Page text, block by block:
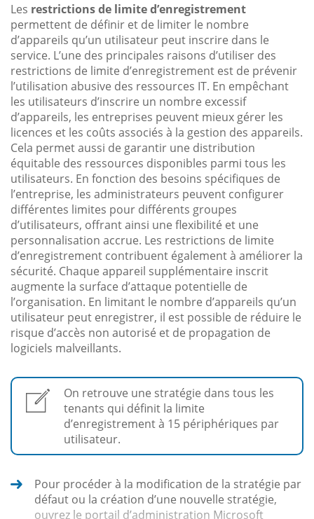
Les restrictions de limite d’enregistrement
permettent de définir et de limiter le nombre
d’appareils qu’un utilisateur peut inscrire dans le
service. L’une des principales raisons d’utiliser des
restrictions de limite d’enregistrement est de prévenir
l’utilisation abusive des ressources IT. En empêchant
les utilisateurs d’inscrire un nombre excessif
d’appareils, les entreprises peuvent mieux gérer les
licences et les coûts associés à la gestion des appareils.
Cela permet aussi de garantir une distribution
équitable des ressources disponibles parmi tous les
utilisateurs. En fonction des besoins spécifiques de
l’entreprise, les administrateurs peuvent configurer
différentes limites pour différents groupes
d’utilisateurs, offrant ainsi une flexibilité et une
personnalisation accrue. Les restrictions de limite
d’enregistrement contribuent également à améliorer la
sécurité. Chaque appareil supplémentaire inscrit
augmente la surface d’attaque potentielle de
l’organisation. En limitant le nombre d’appareils qu’un
utilisateur peut enregistrer, il est possible de réduire le
risque d’accès non autorisé et de propagation de
logiciels malveillants.
On retrouve une stratégie dans tous les
tenants qui définit la limite
d’enregistrement à 15 périphériques par
utilisateur.
Pour procéder à la modification de la stratégie par
défaut ou la création d’une nouvelle stratégie,
ouvrez le portail d’administration Microsoft